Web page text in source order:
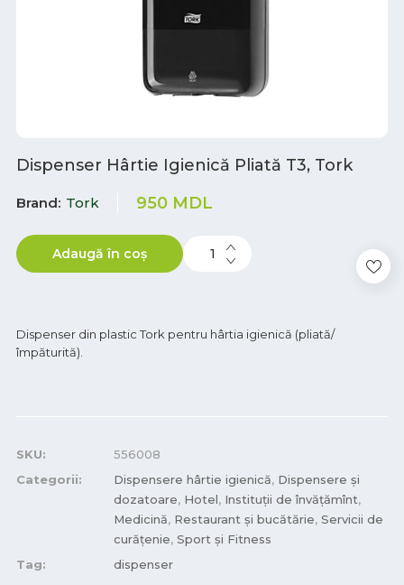
Dispenser Hârtie Igienică Pliată T3, Tork
Brand Tork 950 MDL
Adaugă în coș
Dispenser din plastic Tork pentru hârtia igienică (pliată/
împăturită).
SKU:
556008
Categorii:
Dispensere hârtie igienică, Dispensere și
dozatoare, Hotel, Instituții de învățămînt,
Medicină, Restaurant și bucătărie, Servicii de
curățenie, Sport și Fitness
Tag:
dispenser